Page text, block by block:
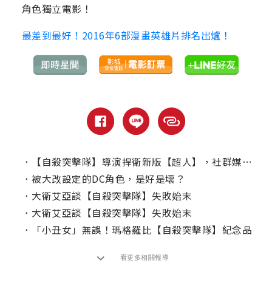
角色獨立電影！
最差到最好！2016年6部漫畫英雄片排名出爐！
．
【自殺突擊隊】導演捍衛新版【超人】，社群媒體反擊網友
． 被大改設定的DC角色，是好是壞？
． 大衛艾亞談【自殺突擊隊】失敗始末
． 大衛艾亞談【自殺突擊隊】失敗始末
．
「小丑女」無誤！瑪格羅比【自殺突擊隊】紀念品
看更多相關報導